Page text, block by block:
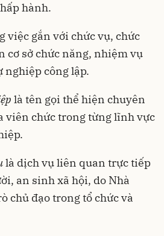
hành.
việc gắn với chức vụ, chức
cơ sở chức năng, nhiệm vụ
nghiệp công lập.
là tên gọi thể hiện chuyên
viên chức trong từng lĩnh vực
là dịch vụ liên quan trực tiếp
an sinh xã hội, do Nhà
chủ đạo trong tổ chức và